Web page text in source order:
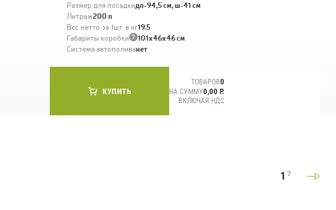
Размер для посадкидл-94,5 см, ш-41 см
Литраж200 л
Вес нетто за 1шт. в кг19.5
Габариты коробки ? 101х46х46 см
Система автополиванет
КУПИТЬ
ТОВАРОВ0
НА СУММУ0,00 Р.
ВКЛЮЧАЯ НДС
1 7